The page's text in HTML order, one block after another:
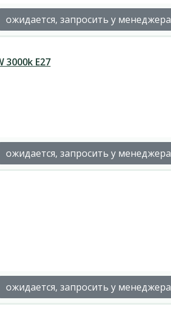
ожидается, запросить у менеджера
3000k Е27
ожидается, запросить у менеджера
ожидается, запросить у менеджера